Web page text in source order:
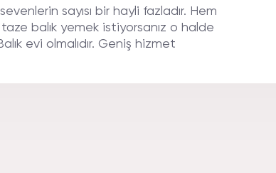
sayısı bir hayli fazladır. Hem
balık yemek istiyorsanız o halde
evi olmalıdır. Geniş hizmet